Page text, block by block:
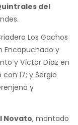
del
Los Gachos
Encapuchado y
y Víctor Díaz en
17; y Sergio
y
Novato, montado